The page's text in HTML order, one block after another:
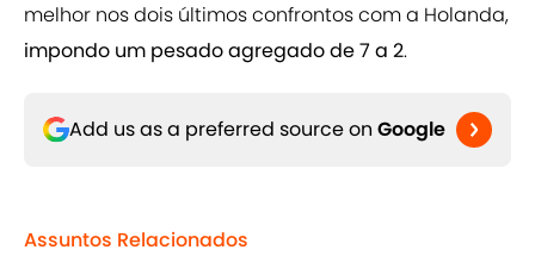
melhor nos dois últimos confrontos com a Holanda,
impondo um pesado agregado de 7 a 2.
Add us as a preferred source on Google
Assuntos Relacionados